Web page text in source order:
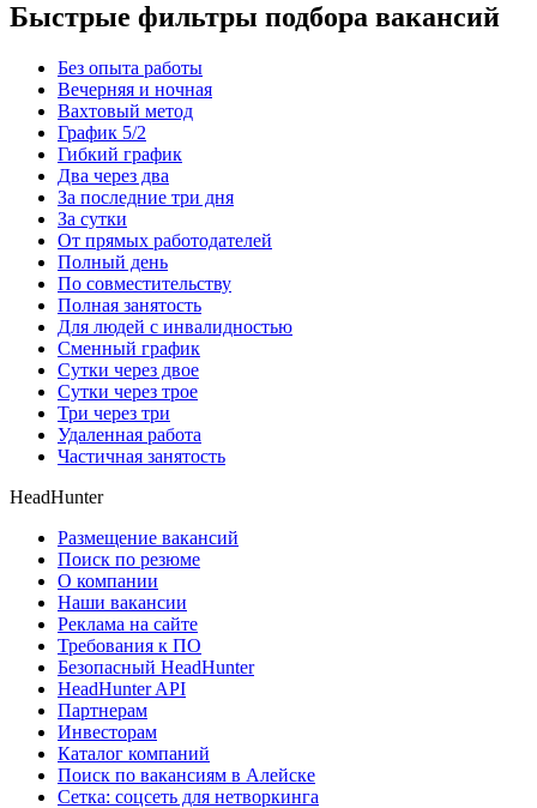
Быстрые фильтры подбора вакансий
Без опыта работы
Вечерняя и ночная
Вахтовый метод
График 5/2
Гибкий график
Два через два
За последние три дня
За сутки
От прямых работодателей
Полный день
По совместительству
Полная занятость
Для людей с инвалидностью
Сменный график
Сутки через двое
Сутки через трое
Три через три
Удаленная работа
Частичная занятость
HeadHunter
Размещение вакансий
Поиск по резюме
О компании
Наши вакансии
Реклама на сайте
Требования к ПО
Безопасный HeadHunter
HeadHunter API
Партнерам
Инвесторам
Каталог компаний
Поиск по вакансиям в Алейске
Сетка: соцсеть для нетворкинга